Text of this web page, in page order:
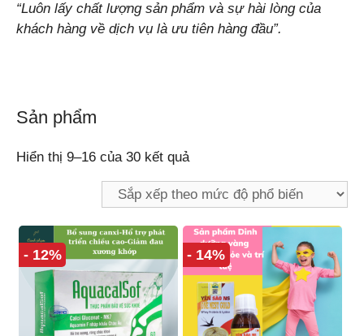
“Luôn lấy chất lượng sản phẩm và sự hài lòng của
khách hàng về dịch vụ là ưu tiên hàng đầu”.
Sản phẩm
Hiển thị 9–16 của 30 kết quả
- 12% - 14%